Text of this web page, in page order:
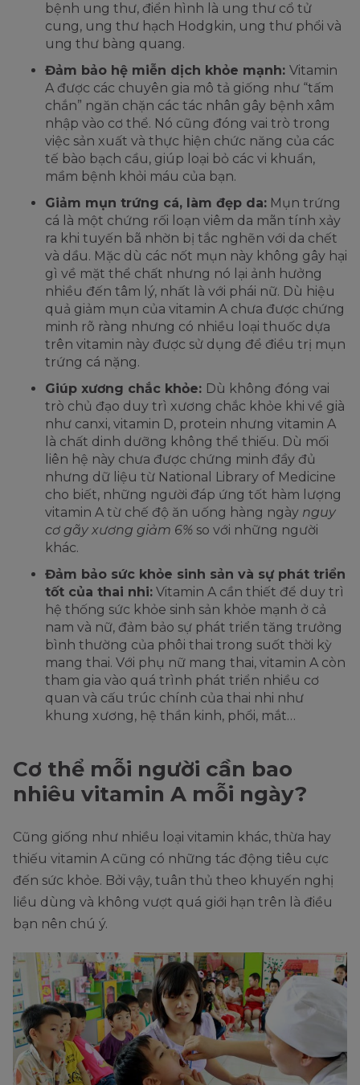
bệnh ung thư, điển hình là ung thư cổ tử
cung, ung thư hạch Hodgkin, ung thư phổi và
ung thư bàng quang.
Đảm bảo hệ miễn dịch khỏe mạnh: Vitamin
A được các chuyên gia mô tả giống như “tấm
chắn” ngăn chặn các tác nhân gây bệnh xâm
nhập vào cơ thể. Nó cũng đóng vai trò trong
việc sản xuất và thực hiện chức năng của các
tế bào bạch cầu, giúp loại bỏ các vi khuẩn,
mầm bệnh khỏi máu của bạn.
Giảm mụn trứng cá, làm đẹp da: Mụn trứng
cá là một chứng rối loạn viêm da mãn tính xảy
ra khi tuyến bã nhờn bị tắc nghẽn với da chết
và dầu. Mặc dù các nốt mụn này không gây hại
gì về mặt thể chất nhưng nó lại ảnh hưởng
nhiều đến tâm lý, nhất là với phái nữ. Dù hiệu
quả giảm mụn của vitamin A chưa được chứng
minh rõ ràng nhưng có nhiều loại thuốc dựa
trên vitamin này được sử dụng để điều trị mụn
trứng cá nặng.
Giúp xương chắc khỏe: Dù không đóng vai
trò chủ đạo duy trì xương chắc khỏe khi về già
như canxi, vitamin D, protein nhưng vitamin A
là chất dinh dưỡng không thể thiếu. Dù mối
liên hệ này chưa được chứng minh đầy đủ
nhưng dữ liệu từ National Library of Medicine
cho biết, những người đáp ứng tốt hàm lượng
vitamin A từ chế độ ăn uống hàng ngày nguy
cơ gãy xương giảm 6% so với những người
khác.
Đảm bảo sức khỏe sinh sản và sự phát triển
tốt của thai nhi: Vitamin A cần thiết để duy trì
hệ thống sức khỏe sinh sản khỏe mạnh ở cả
nam và nữ, đảm bảo sự phát triển tăng trưởng
bình thường của phôi thai trong suốt thời kỳ
mang thai. Với phụ nữ mang thai, vitamin A còn
tham gia vào quá trình phát triển nhiều cơ
quan và cấu trúc chính của thai nhi như
khung xương, hệ thần kinh, phổi, mắt…
Cơ thể mỗi người cần bao
nhiêu vitamin A mỗi ngày?
Cũng giống như nhiều loại vitamin khác, thừa hay
thiếu vitamin A cũng có những tác động tiêu cực
đến sức khỏe. Bởi vậy, tuân thủ theo khuyến nghị
liều dùng và không vượt quá giới hạn trên là điều
bạn nên chú ý.